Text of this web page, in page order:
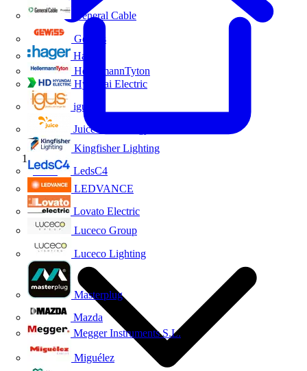
General Cable
Gewiss
Hager
HellermannTyton
Hyundai Electric
igus
Juice Technology
Kingfisher Lighting
LedsC4
LEDVANCE
Lovato Electric
Luceco Group
Luceco Lighting
Masterplug
Mazda
Megger Instruments S.L.
Miguélez
Inicio